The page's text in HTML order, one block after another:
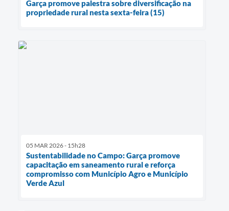
Garça promove palestra sobre diversificação na
propriedade rural nesta sexta-feira (15)
05 MAR 2026 - 15h28
Sustentabilidade no Campo: Garça promove
capacitação em saneamento rural e reforça
compromisso com Município Agro e Município
Verde Azul